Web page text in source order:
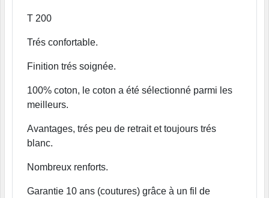
T 200
Trés confortable.
Finition trés soignée.
100% coton, le coton a été sélectionné parmi les
meilleurs.
Avantages, trés peu de retrait et toujours trés
blanc.
Nombreux renforts.
Garantie 10 ans (coutures) grâce à un fil de